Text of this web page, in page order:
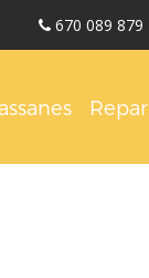
670 089 879